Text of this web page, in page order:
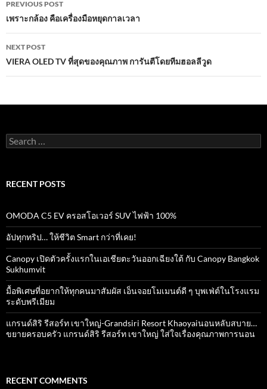
o
k
p
navigation
PREVIOUS POST
เพราะกล้อง คือเครื่องมือหยุดกาลเวลา
NEXT POST
VIERA OLED TV ที่สุดของคุณภาพ การันตีโดยทีมฮอลลีวูด
Search
for:
RECENT POSTS
OMODA C5 EV ครอสโอเวอร์ SUV ไฟฟ้า 100%
อัปทุกทริป… ให้ชีวิต Smart กว่าที่เคย!
Canopy เปิดตัวครั้งแรกในเอเชียตะวันออกเฉียงใต้ กับ Canopy Bangkok
Sukhumvit
มื้อพิเศษที่อยากให้ทุกคนมาสัมผัส เอ็นจอยโมเมนต์ดี ๆ บุพเฟ่ต์ในโรงแรม
ระดับพรีเมียม
แกรนด์สิริ​ รีสอร์ท​ เขาใหญ่​-Grandsiri​ Resort​ Khaoyaiนอนหลับสบาย…
ขยายครอบครัว แกรนด์สิริ รีสอร์ท เขาใหญ่ ใส่ใจเรื่องคุณภาพการนอน
RECENT COMMENTS